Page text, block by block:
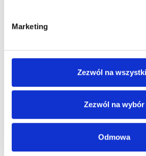
Marketing
Zezwól na
Zezwól na wybór
Odmowa
upłynęła nam pod znakiem